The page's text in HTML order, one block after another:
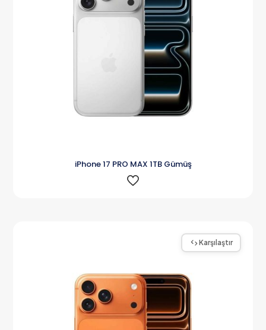
iPhone 17 PRO MAX 1TB Gümüş
Karşılaştır